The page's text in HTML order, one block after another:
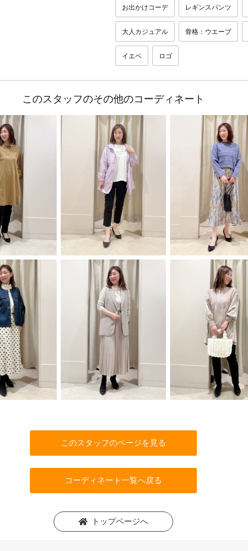
お出かけコーデ レギンスパンツ
大人カジュアル 骨格：ウエーブ
イエベ ロゴ
このスタッフのその他のコーディネート
このスタッフのページを見る
コーディネート一覧へ戻る
トップページへ